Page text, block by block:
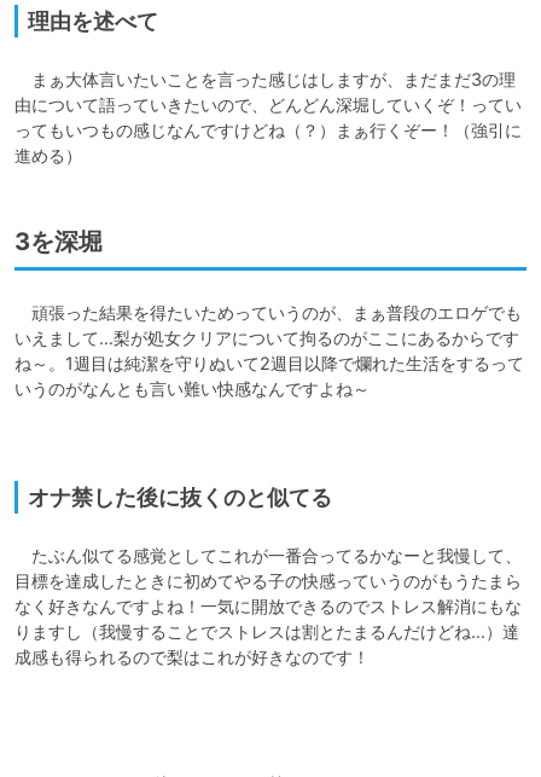
理由を述べて
まぁ大体言いたいことを言った感じはしますが、まだまだ3の理
由について語っていきたいので、どんどん深堀していくぞ！ってい
ってもいつもの感じなんですけどね（？）まぁ行くぞー！（強引に
進める）
3を深堀
頑張った結果を得たいためっていうのが、まぁ普段のエロゲでも
いえまして…梨が処女クリアについて拘るのがここにあるからです
ね～。1週目は純潔を守りぬいて2週目以降で爛れた生活をするって
いうのがなんとも言い難い快感なんですよね～
オナ禁した後に抜くのと似てる
たぶん似てる感覚としてこれが一番合ってるかなーと我慢して、
目標を達成したときに初めてやる子の快感っていうのがもうたまら
なく好きなんですよね！一気に開放できるのでストレス解消にもな
りますし（我慢することでストレスは割とたまるんだけどね…）達
成感も得られるので梨はこれが好きなのです！